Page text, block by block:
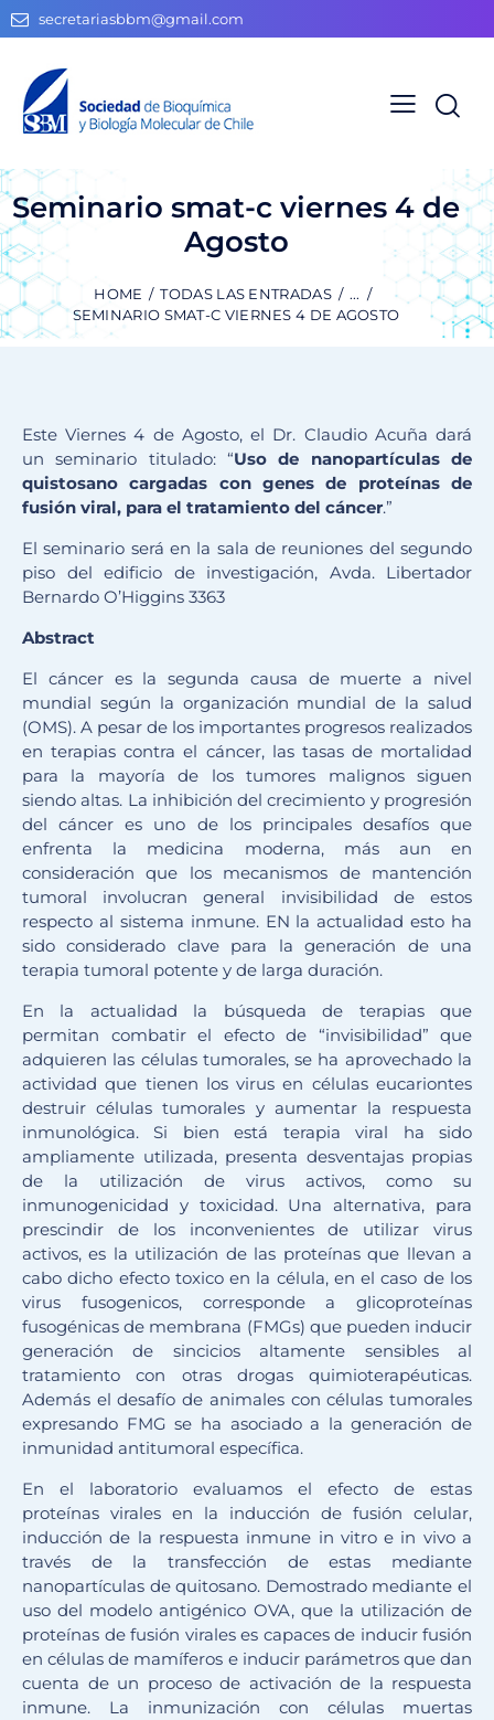
secretariasbbm@gmail.com
Seminario smat-c viernes 4 de
Agosto
HOME TODAS LAS ENTRADAS
...
SEMINARIO SMAT-C VIERNES 4 DE AGOSTO
Este Viernes 4 de Agosto, el Dr. Claudio Acuña dará
un seminario titulado: “Uso de nanopartículas de
quistosano cargadas con genes de proteínas de
fusión viral, para el tratamiento del cáncer.”
El seminario será en la sala de reuniones del segundo
piso del edificio de investigación, Avda. Libertador
Bernardo O’Higgins 3363
Abstract
El cáncer es la segunda causa de muerte a nivel
mundial según la organización mundial de la salud
(OMS). A pesar de los importantes progresos realizados
en terapias contra el cáncer, las tasas de mortalidad
para la mayoría de los tumores malignos siguen
siendo altas. La inhibición del crecimiento y progresión
del cáncer es uno de los principales desafíos que
enfrenta la medicina moderna, más aun en
consideración que los mecanismos de mantención
tumoral involucran general invisibilidad de estos
respecto al sistema inmune. EN la actualidad esto ha
sido considerado clave para la generación de una
terapia tumoral potente y de larga duración.
En la actualidad la búsqueda de terapias que
permitan combatir el efecto de “invisibilidad” que
adquieren las células tumorales, se ha aprovechado la
actividad que tienen los virus en células eucariontes
destruir células tumorales y aumentar la respuesta
inmunológica. Si bien está terapia viral ha sido
ampliamente utilizada, presenta desventajas propias
de la utilización de virus activos, como su
inmunogenicidad y toxicidad. Una alternativa, para
prescindir de los inconvenientes de utilizar virus
activos, es la utilización de las proteínas que llevan a
cabo dicho efecto toxico en la célula, en el caso de los
virus fusogenicos, corresponde a glicoproteínas
fusogénicas de membrana (FMGs) que pueden inducir
generación de sincicios altamente sensibles al
tratamiento con otras drogas quimioterapéuticas.
Además el desafío de animales con células tumorales
expresando FMG se ha asociado a la generación de
inmunidad antitumoral específica.
En el laboratorio evaluamos el efecto de estas
proteínas virales en la inducción de fusión celular,
inducción de la respuesta inmune in vitro e in vivo a
través de la transfección de estas mediante
nanopartículas de quitosano. Demostrado mediante el
uso del modelo antigénico OVA, que la utilización de
proteínas de fusión virales es capaces de inducir fusión
en células de mamíferos e inducir parámetros que dan
cuenta de un proceso de activación de la respuesta
inmune. La inmunización con células muertas